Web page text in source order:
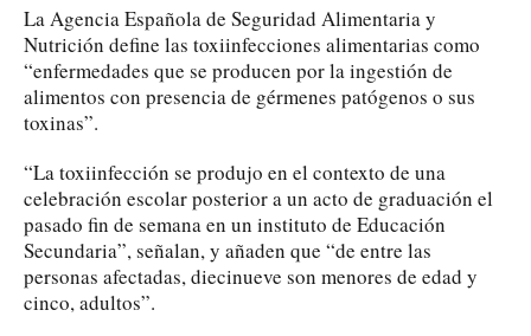
La Agencia Española de Seguridad Alimentaria y
Nutrición define las toxiinfecciones alimentarias como
“enfermedades que se producen por la ingestión de
alimentos con presencia de gérmenes patógenos o sus
toxinas”.
“La toxiinfección se produjo en el contexto de una
celebración escolar posterior a un acto de graduación el
pasado fin de semana en un instituto de Educación
Secundaria”, señalan, y añaden que “de entre las
personas afectadas, diecinueve son menores de edad y
cinco, adultos”.